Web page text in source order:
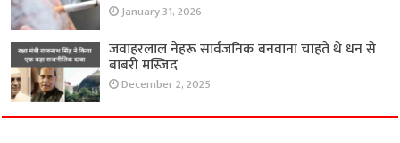
January 31, 2026
जवाहरलाल नेहरू सार्वजनिक बनवाना चाहते थे धन से
बाबरी मस्जिद
December 2, 2025